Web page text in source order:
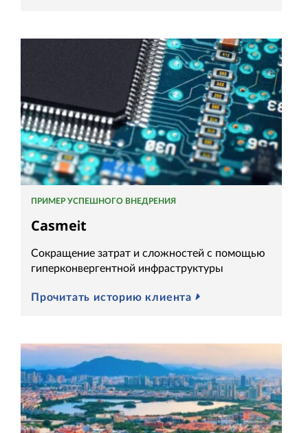
ПРИМЕР УСПЕШНОГО ВНЕДРЕНИЯ
Casmeit
Сокращение затрат и сложностей с помощью
гиперконвергентной инфраструктуры
Прочитать историю клиента